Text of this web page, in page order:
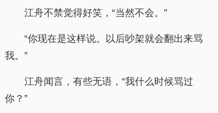
江舟不禁觉得好笑，“当然不会。”
“你现在是这样说。以后吵架就会翻出来骂
我。”
江舟闻言，有些无语，“我什么时候骂过
你？”